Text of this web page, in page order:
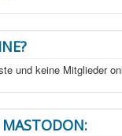
und keine Mitglieder
MASTODON: